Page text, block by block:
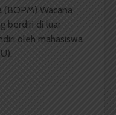
Wacana
berdiri di luar
oleh mahasiswa